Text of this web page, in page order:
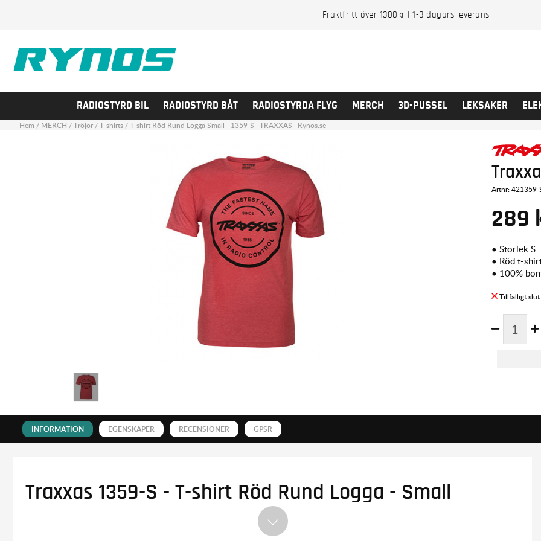
Fraktfritt över 1300kr | 1-3 dagars leverans
RADIOSTYRD BIL RADIOSTYRD BÅT RADIOSTYRDA FLYG MERCH 3D-PUSSEL LEKSAKER
Hem / MERCH /Tröjor/T-shirts/T-shirt Röd Rund Logga Small - 1359-S | TRAXXAS | Rynos.se
Artnr:421359-
289
• Storlek S
• Röd t-
• 100%
INFORMATION EGENSKAPER RECENSIONER GPSR
Traxxas 1359-S - T-shirt Röd Rund Logga - Small